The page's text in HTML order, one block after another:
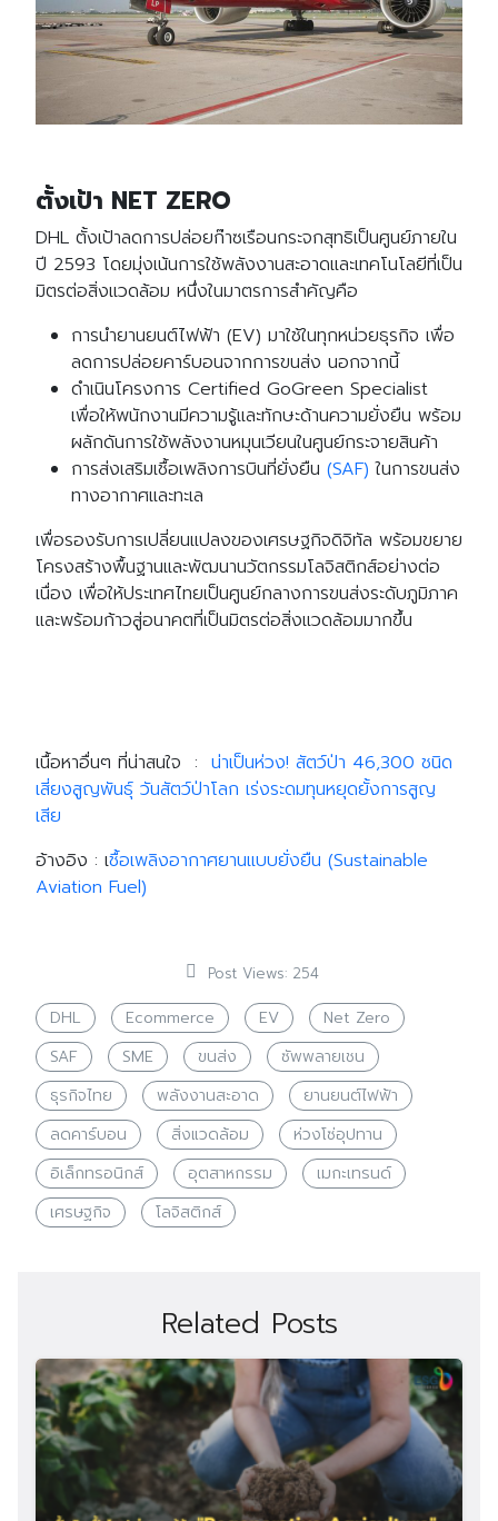
ตั้งเป้า NET ZERO
DHL ตั้งเป้าลดการปล่อยก๊าซเรือนกระจกสุทธิเป็นศูนย์ภายใน
ปี 2593 โดยมุ่งเน้นการใช้พลังงานสะอาดและเทคโนโลยีที่เป็น
มิตรต่อสิ่งแวดล้อม หนึ่งในมาตรการสำคัญคือ
การนำยานยนต์ไฟฟ้า (EV) มาใช้ในทุกหน่วยธุรกิจ เพื่อ
ลดการปล่อยคาร์บอนจากการขนส่ง นอกจากนี้
ดำเนินโครงการ Certified GoGreen Specialist
เพื่อให้พนักงานมีความรู้และทักษะด้านความยั่งยืน พร้อม
ผลักดันการใช้พลังงานหมุนเวียนในศูนย์กระจายสินค้า
การส่งเสริมเชื้อเพลิงการบินที่ยั่งยืน (SAF) ในการขนส่ง
ทางอากาศและทะเล
เพื่อรองรับการเปลี่ยนแปลงของเศรษฐกิจดิจิทัล พร้อมขยาย
โครงสร้างพื้นฐานและพัฒนานวัตกรรมโลจิสติกส์อย่างต่อ
เนื่อง เพื่อให้ประเทศไทยเป็นศูนย์กลางการขนส่งระดับภูมิภาค
และพร้อมก้าวสู่อนาคตที่เป็นมิตรต่อสิ่งแวดล้อมมากขึ้น
เนื้อหาอื่นๆ ที่น่าสนใจ : น่าเป็นห่วง! สัตว์ป่า 46,300 ชนิด
เสี่ยงสูญพันธุ์ วันสัตว์ป่าโลก เร่งระดมทุนหยุดยั้งการสูญ
เสีย
อ้างอิง : เชื้อเพลิงอากาศยานแบบยั่งยืน (Sustainable
Aviation Fuel)
Post Views: 254
DHL Ecommerce EV
Net Zero
SAF
SME ขนส่ง
ซัพพลายเชน
ธุรกิจไทย
พลังงานสะอาด
ยานยนต์ไฟฟ้า
ลดคาร์บอน
สิ่งแวดล้อม
ห่วงโซ่อุปทาน
อิเล็กทรอนิกส์
อุตสาหกรรม
เมกะเทรนด์
เศรษฐกิจ
โลจิสติกส์
Related Posts